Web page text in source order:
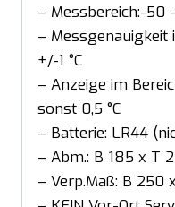
– Messbereich:-50
– Messgenauigkeit
+/-1 °C
– Anzeige im
sonst 0,5 °C
– Batterie: LR44
– Abm.: B 185 x T
– Verp.Maß: B 250